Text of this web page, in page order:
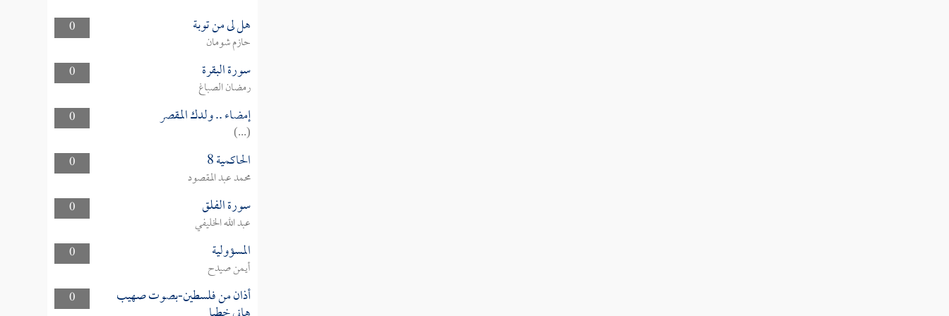
0 هل لى من توبة
حازم شومان
0
سورة البقرة
رمضان الصباغ
0
إمضاء .. ولدك المقصر
(...)
0
الحاكمية 8
محمد عبد المقصود
0
سورة الفلق
عبد الله الخليفي
0
المسؤولية
أيمن صيدح
0
أذان من فلسطين-بصوت صهيب